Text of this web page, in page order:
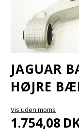
JAGUAR
HØJRE
Vis uden moms
1.754,08